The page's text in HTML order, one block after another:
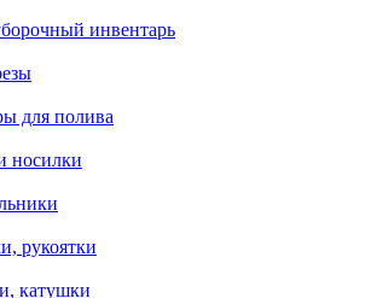
инвентарь
для полива
носилки
рукоятки
катушки